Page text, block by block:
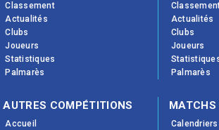
Classement
Actualités
Clubs
Joueurs
Statistiques
Palmarès
Actualités
Clubs
Joueurs
Palmarès
AUTRES COMPÉTITIONS
Accueil
MATCHS